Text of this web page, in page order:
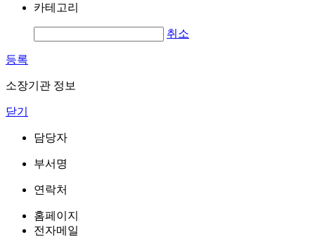
카테고리
취소
등록
소장기관 정보
닫기
담당자
부서명
연락처
홈페이지
전자메일